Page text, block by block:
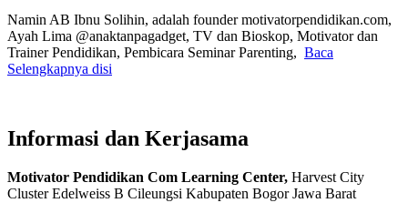
Namin AB Ibnu Solihin, adalah founder motivatorpendidikan.com,
Ayah Lima @anaktanpagadget, TV dan Bioskop, Motivator dan
Trainer Pendidikan, Pembicara Seminar Parenting, Baca
Selengkapnya disi
Informasi dan Kerjasama
Motivator Pendidikan Com Learning Center, Harvest City
Cluster Edelweiss B Cileungsi Kabupaten Bogor Jawa Barat